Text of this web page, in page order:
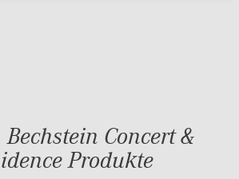
Concert &
Produkte